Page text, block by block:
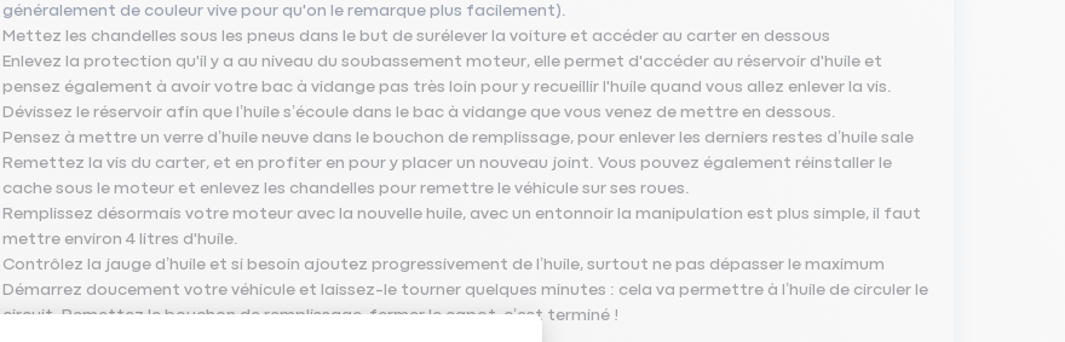
généralement de couleur vive pour qu'on le remarque plus facilement).
Mettez les chandelles sous les pneus dans le but de surélever la voiture et accéder au carter en dessous
Enlevez la protection qu'il y a au niveau du soubassement moteur, elle permet d'accéder au réservoir d'huile et
pensez également à avoir votre bac à vidange pas très loin pour y recueillir l'huile quand vous allez enlever la vis.
Dévissez le réservoir afin que l’huile s’écoule dans le bac à vidange que vous venez de mettre en dessous.
Pensez à mettre un verre d’huile neuve dans le bouchon de remplissage, pour enlever les derniers restes d’huile sale
Remettez la vis du carter, et en profiter en pour y placer un nouveau joint. Vous pouvez également réinstaller le
cache sous le moteur et enlevez les chandelles pour remettre le véhicule sur ses roues.
Remplissez désormais votre moteur avec la nouvelle huile, avec un entonnoir la manipulation est plus simple, il faut
mettre environ 4 litres d'huile.
Contrôlez la jauge d’huile et si besoin ajoutez progressivement de l’huile, surtout ne pas dépasser le maximum
Démarrez doucement votre véhicule et laissez-le tourner quelques minutes : cela va permettre à l’huile de circuler le
circuit. Remettez le bouchon de remplissage, fermer le capot, c’est terminé !